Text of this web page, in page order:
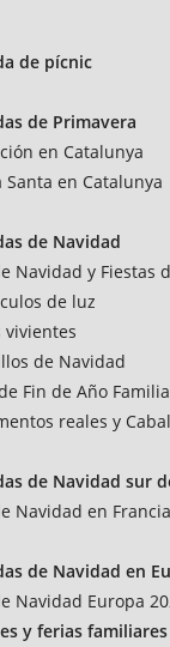
de pícnic
de Primavera
en Catalunya
Santa en Catalunya
de Navidad
Navidad y Fiestas
de luz
vivientes
de Navidad
Fin de Año
reales y
de Navidad sur
Navidad en
de Navidad en
Navidad Europa
y ferias familiares